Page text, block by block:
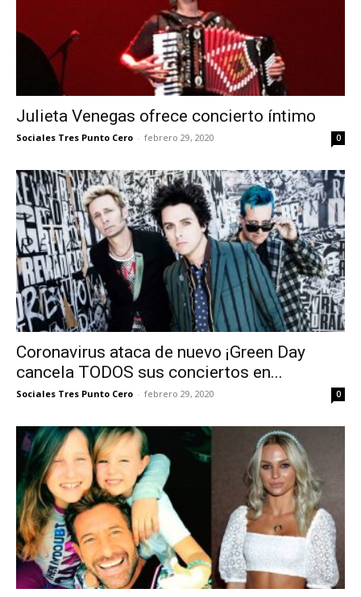
Julieta Venegas ofrece concierto íntimo
Sociales Tres Punto Cero - febrero 29, 2020 0
Coronavirus ataca de nuevo ¡Green Day
cancela TODOS sus conciertos en...
Sociales Tres Punto Cero - febrero 29, 2020 0